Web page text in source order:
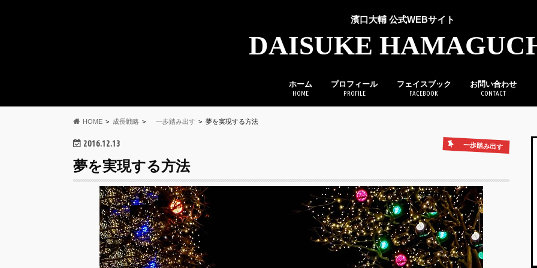
濱口大輔 公式WEBサイト
DAISUKE
ホーム
HOME
プロフィール
PROFILE
フェイスブック
FACEBOOK
お問い合わせ
CONTACT
HOME 成長戦略 一歩踏み出す 夢を実現する方法
2016.12.13 一歩踏み出す
夢を実現する方法